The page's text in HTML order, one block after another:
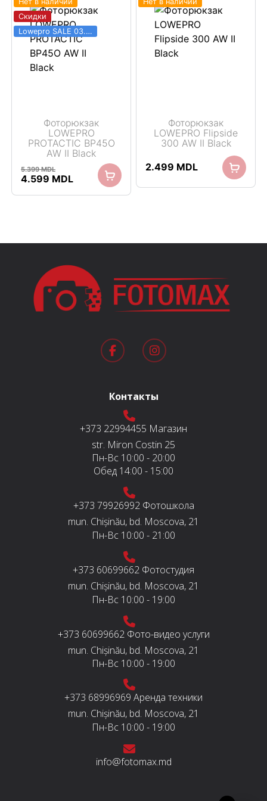
Скидки
Lowepro SALE 03.06 - 31.08
Фоторюкзак
LOWEPRO
PROTACTIC BP45O
AW II Black
5.399MDL
Первоначальная
4.599 MDL Текущая
Фоторюкзак
LOWEPRO Flipside
300 AW II Black
2.499 MDL
Контакты
+373 22994455 Магазин
str. Miron Costin 25
Пн-Вс 10:00 - 20:00
Обед 14:00 - 15:00
+373 79926992 Фотошкола
mun. Chișinău, bd. Moscova, 21
Пн-Вс 10:00 - 21:00
+373 60699662 Фотостудия
mun. Chișinău, bd. Moscova, 21
Пн-Вс 10:00 - 19:00
+373 60699662 Фото-видео услуги
mun. Chișinău, bd. Moscova, 21
Пн-Вс 10:00 - 19:00
+373 68996969 Аренда техники
mun. Chișinău, bd. Moscova, 21
Пн-Вс 10:00 - 19:00
info@fotomax.md